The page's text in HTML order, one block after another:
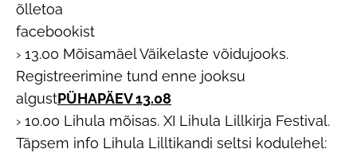
õlletoa
facebookist
› 13.00 Mõisamäel Väikelaste võidujooks.
Registreerimine tund enne jooksu
algustPÜHAPÄEV 13.08
› 10.00 Lihula mõisas. XI Lihula Lillkirja Festival.
Täpsem info Lihula Lilltikandi seltsi kodulehel: